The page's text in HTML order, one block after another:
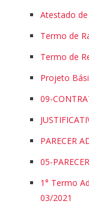
Atestado
Termo de
Termo de
Projeto
09-
PARECER
05-
1° Termo
03/2021